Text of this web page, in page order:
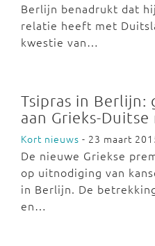
Berlijn benadrukt dat
relatie heeft met
kwestie van…
Tsipras in
aan Grieks-
Kort nieuws - 23 maart
De nieuwe Griekse
op uitnodiging van
in Berlijn. De
en…